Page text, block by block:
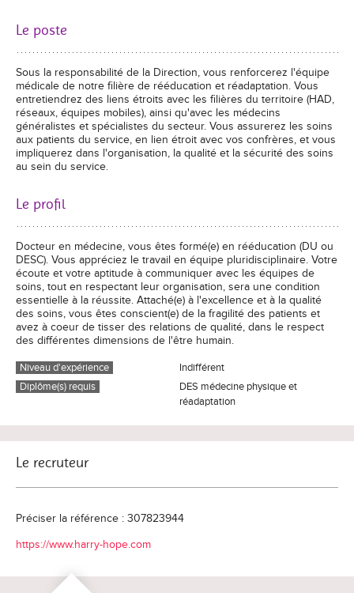
Le poste
Sous la responsabilité de la Direction, vous renforcerez l'équipe
médicale de notre filière de rééducation et réadaptation. Vous
entretiendrez des liens étroits avec les filières du territoire (HAD,
réseaux, équipes mobiles), ainsi qu'avec les médecins
généralistes et spécialistes du secteur. Vous assurerez les soins
aux patients du service, en lien étroit avec vos confrères, et vous
impliquerez dans l'organisation, la qualité et la sécurité des soins
au sein du service.
Le profil
Docteur en médecine, vous êtes formé(e) en rééducation (DU ou
DESC). Vous appréciez le travail en équipe pluridisciplinaire. Votre
écoute et votre aptitude à communiquer avec les équipes de
soins, tout en respectant leur organisation, sera une condition
essentielle à la réussite. Attaché(e) à l'excellence et à la qualité
des soins, vous êtes conscient(e) de la fragilité des patients et
avez à coeur de tisser des relations de qualité, dans le respect
des différentes dimensions de l'être humain.
Niveau d'expérience
Indifférent
Diplôme(s) requis
DES médecine physique et
réadaptation
Le recruteur
Préciser la référence : 307823944
https://www.harry-hope.com